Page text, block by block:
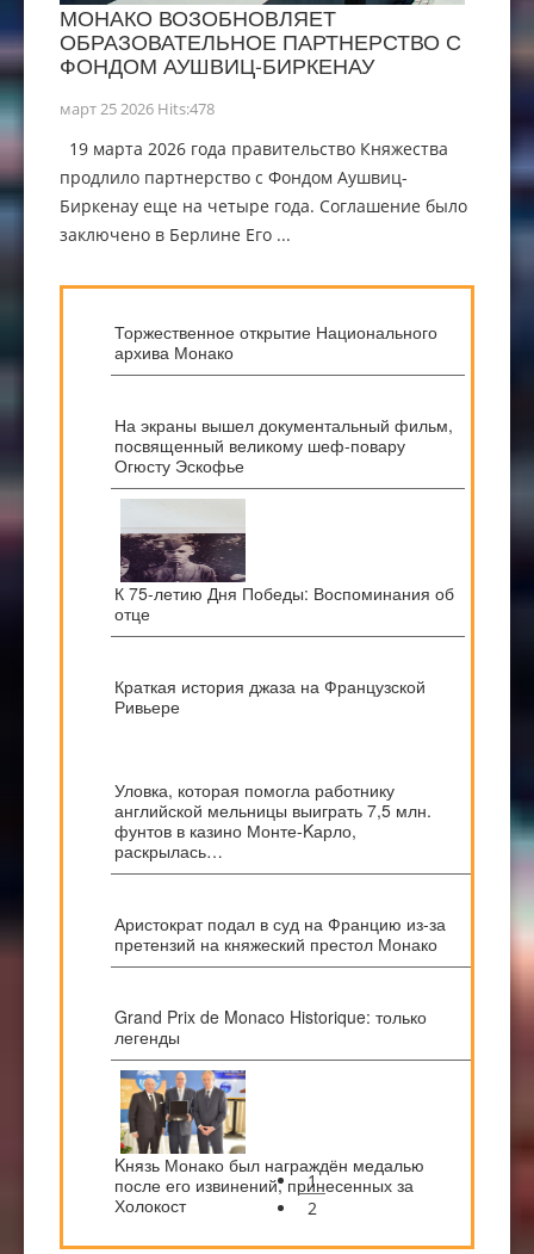
МОНАКО ВОЗОБНОВЛЯЕТ
ОБРАЗОВАТЕЛЬНОЕ ПАРТНЕРСТВО С
ФОНДОМ АУШВИЦ-БИРКЕНАУ
март 25 2026 Hits:478
19 марта 2026 года правительство Княжества
продлило партнерство с Фондом Аушвиц-
Биркенау еще на четыре года. Соглашение было
заключено в Берлине Его ...
Торжественное открытие Национального
архива Монако
На экраны вышел документальный фильм,
посвященный великому шеф-повару
Огюсту Эскофье
К 75-летию Дня Победы: Воспоминания об
отце
Краткая история джаза на Французской
Ривьере
Уловка, которая помогла работнику
английской мельницы выиграть 7,5 млн.
фунтов в казино Монте-Kарло,
раскрылась…
Аристократ подал в суд на Францию из-за
претензий на княжеский престол Монако
Grand Prix de Monaco Historique: только
легенды
Kнязь Монако был награждён медалью
после его извинений, принесенных за
Холокост
1
2